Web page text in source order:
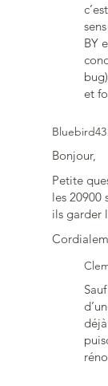
BY
et
Bluebird43
Bonjour,
Petite
les 20900
ils garder